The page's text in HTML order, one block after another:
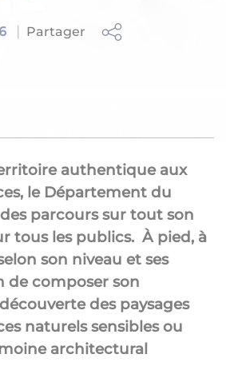
Partager
authentique aux
le Département du
parcours sur tout son
tous les publics. À pied, à
son niveau et ses
de composer son
des paysages
naturels sensibles ou
architectural